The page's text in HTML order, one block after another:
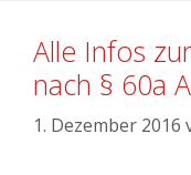
Alle Infos
nach § 60a
1. Dezember 2016